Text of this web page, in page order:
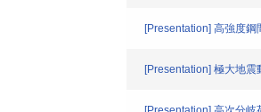
[Presentation] 高強度
[Presentation] 極大地